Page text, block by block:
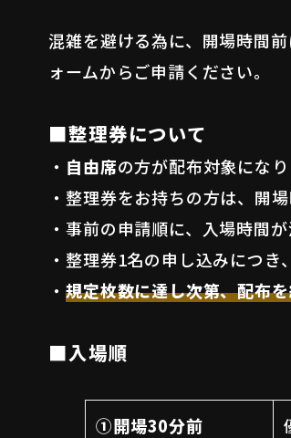
混雑を避ける為に、開場時間
ォームからご申請ください。
■整理券について
・ 自由席の方が配布対象になり
・整理券をお持ちの方は、開
・事前の申請順に、入場時間が
・整理券1名の申し込みにつき
・規定枚数に達し次第、配布
■入場順
①開場30分前